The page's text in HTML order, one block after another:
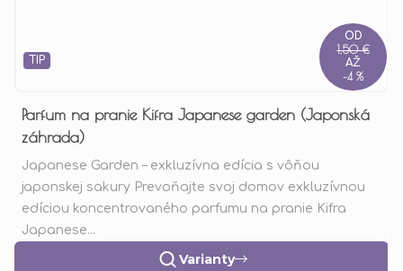
TIP
OD
1,50 €
AŽ
–4 %
Parfum na pranie Kifra Japanese garden (Japonská
záhrada)
Varianty
Japanese Garden – exkluzívna edícia s vôňou
japonskej sakury Prevoňajte svoj domov exkluzívnou
edíciou koncentrovaného parfumu na pranie Kifra
Japanese...